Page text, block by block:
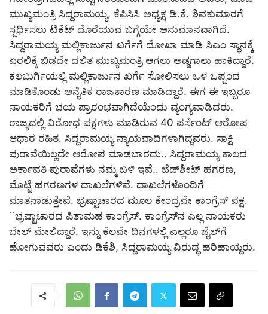
ಮುಖ್ಯಮಂತ್ರಿ ಸಿದ್ದರಾಮಯ್ಯ, ಕೆಪಿಸಿಸಿ ಅಧ್ಯಕ್ಷ ಡಿ.ಕೆ. ಶಿವಕುಮಾರಗೆ
ಸ್ಪರ್ಧಿಸಲು ಟಿಕೆಟ್ ದೊರೆಯುವ ಬಗ್ಗೆಯೇ ಅನುಮಾನವಾಗಿದೆ.
ಸಿದ್ದರಾಮಯ್ಯ ಮಲ್ಲಿಕಾರ್ಜುನ ಖರ್ಗೆಗೆ ದೋಖಾ ಮಾಡಿ ಸಿಎಂ ಸ್ಥಾನಕ್ಕೆ
ಏರಲಿಕ್ಕೆ ಬಿಡದೇ ದಲಿತ ಮುಖ್ಯಮಂತ್ರಿ ಆಗಲು ಅಡ್ಡಗಾಲು ಹಾಕಿದ್ದಾರೆ.
ಕಲಬುರ್ಗಿಯಲ್ಲಿ ಮಲ್ಲಿಕಾರ್ಜುನ ಖರ್ಗೆ ಸೋಲಿಸಲು ಒಳ ಒಪ್ಪಂದ
ಮಾಡಿಕೊಂಡು ಅನೈತಿಕ ರಾಜಕಾರಣ ಮಾಡಿದ್ದಾರೆ. ಈಗ ಈ ಇಬ್ಬರೂ
ನಾಯಕರಿಗೆ ಭಯ ಪ್ರಾರಂಭವಾಗಿದೆಯೆಂದು ವ್ಯಂಗ್ಯವಾಡಿದರು.
ರಾಜ್ಯದಲ್ಲಿ ವಿರೋಧ ಪಕ್ಷಗಳು ಮಾಡಿರುವ 40 ಪರ್ಸೆಂಟ್ ಆರೋಪ
ಆಧಾರ ರಹಿತ. ಸಿದ್ದರಾಮಯ್ಯ ನ್ಯಾಯವಾದಿಗಳಾಗಿದ್ದವರು. ಸಾಕ್ಷಿ
ಪುರಾವೆಯಿಲ್ಲದೇ ಆರೋಪ ಮಾಡಬಾರದು.. ಸಿದ್ದರಾಮಯ್ಯ ಕಾಲದ
ಅರ್ಕಾವತಿ ಪುರಾವೆಗಳು ನಮ್ಮ ಬಳಿ ಇವೆ.. ಬೆಡ್‌ಶೀಟ್ ಹಗರಣ,
ಮೊಟ್ಟೆ ಹಗರಣಗಳ ದಾಖಲೆಗಳಿವೆ. ದಾಖಲೆಗಳೊಂದಿಗೆ
ಮಾತನಾಡುತ್ತೇವೆ. ಭ್ರಷ್ಟಾಚಾರದ ಮೂಲ ಕೇಂದ್ರವೇ ಕಾಂಗ್ರೆಸ್ ಪಕ್ಷ.
¨ಭ್ರಷ್ಟಾಚಾರದ ಪಿತಾಮಹ ಕಾಂಗ್ರೆಸ್. ಕಾಂಗ್ರೆಸ್‌ನ ಎಲ್ಲ ನಾಯಕರು
ಬೇಲ್ ಮೇಲಿದ್ದಾರೆ. ಇನ್ನು ಕೆಲವೇ ದಿನಗಳಲ್ಲಿ ಎಲ್ಲರೂ ಜೈಲ್‌ಗೆ
ಹೋಗುವವರು ಎಂದು ಡಿಕೆಶಿ, ಸಿದ್ದರಾಮಯ್ಯ ವಿರುದ್ಧ ಹರಿಹಾಯ್ದರು.